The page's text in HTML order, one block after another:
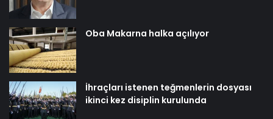
Oba Makarna halka açılıyor
İhraçları istenen teğmenlerin dosyası
ikinci kez disiplin kurulunda